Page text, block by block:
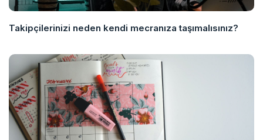
Takipçilerinizi neden kendi mecranıza taşımalısınız?